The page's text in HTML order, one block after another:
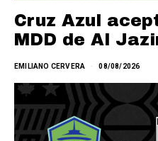
Cruz Azul
MDD de Al
EMILIANO CERVERA 08/08/2026